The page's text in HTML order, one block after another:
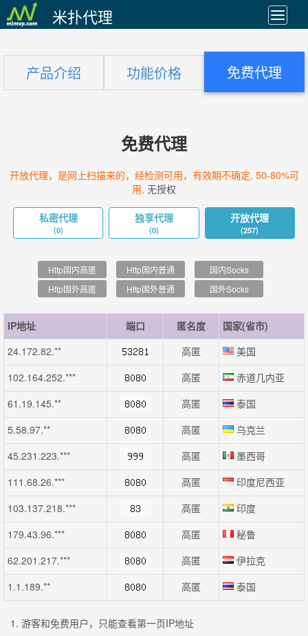
米扑代理
产品介绍 功能价格 免费代理
免费代理
开放代理，是网上扫描来的，经检测可用，有效期不确定, 50-80%可
用, 无授权
私密代理
(0)
独享代理
(0)
开放代理
(257)
Http国内高匿 Http国内普通 国内Socks
Http国外高匿 Http国外普通 国外Socks
IP地址 端口 匿名度 国家(省市)
24.172.82.** 高匿 美国
102.164.252.*** 高匿 赤道几内亚
61.19.145.** 高匿 泰国
5.58.97.** 高匿 乌克兰
45.231.223.*** 高匿 墨西哥
111.68.26.*** 高匿 印度尼西亚
103.137.218.*** 高匿 印度
179.43.96.*** 高匿 秘鲁
62.201.217.*** 高匿 伊拉克
1.1.189.** 高匿 泰国
1. 游客和免费用户，只能查看第一页IP地址